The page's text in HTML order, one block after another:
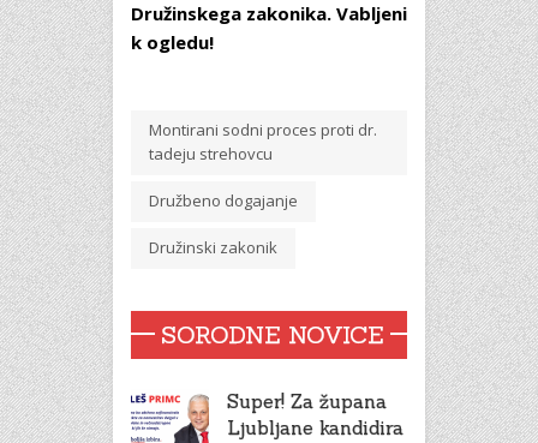
Družinskega zakonika. Vabljeni
k ogledu!
Montirani sodni proces proti dr.
tadeju strehovcu
Družbeno dogajanje
Družinski zakonik
SORODNE NOVICE
Super! Za župana
Ljubljane kandidira